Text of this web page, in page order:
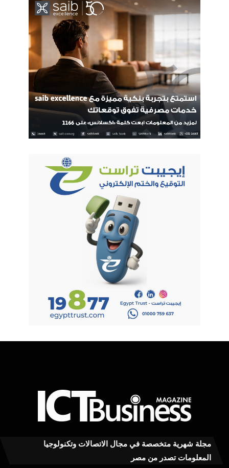
مجلة شهرية متخصصة في مجال الاتصالات وتكنولوجيا
المعلومات تصدر من مصر